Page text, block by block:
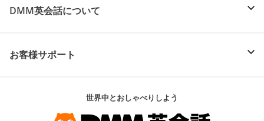
DMM英会話について
お客様サポート
世界中とおしゃべりしよう